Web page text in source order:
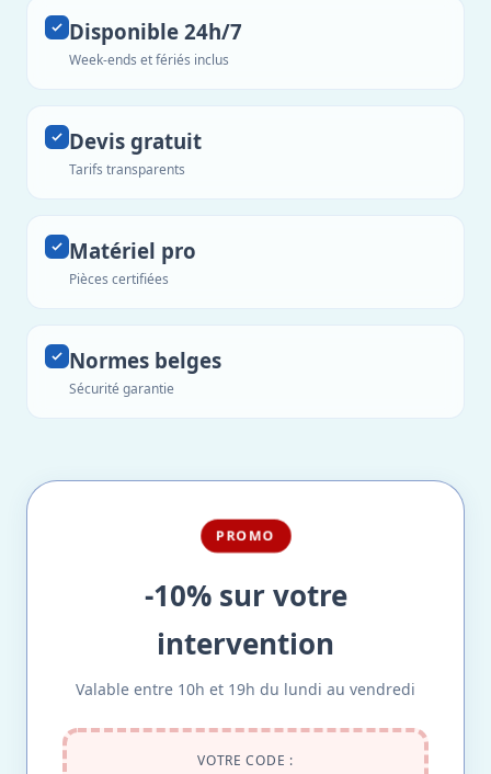
Disponible 24h/7
Week-ends et fériés inclus
Devis gratuit
Tarifs transparents
Matériel pro
Pièces certifiées
Normes belges
Sécurité garantie
PROMO
-10% sur votre
intervention
Valable entre 10h et 19h du lundi au vendredi
VOTRE CODE :